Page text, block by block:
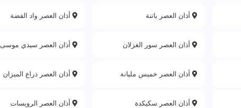
أذان العصر باتنة‎ أذان العصر واد الفضة
أذان العصر سور الغزلان أذان العصر سيدي موسى
أذان العصر خميس مليانة أذان العصر ذراع الميزان
أذان العصر سكيكدة أذان العصر الرويسات